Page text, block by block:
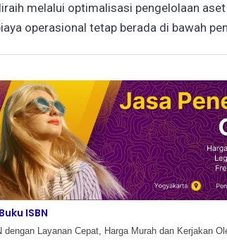
melalui optimalisasi pengelolaan
operasional tetap berada di bawah
ISBN
dengan Layanan Cepat, Harga Murah dan Kerjakan